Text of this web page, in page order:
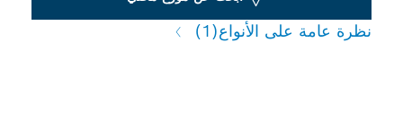
نظرة عامة على الأنواع(1)